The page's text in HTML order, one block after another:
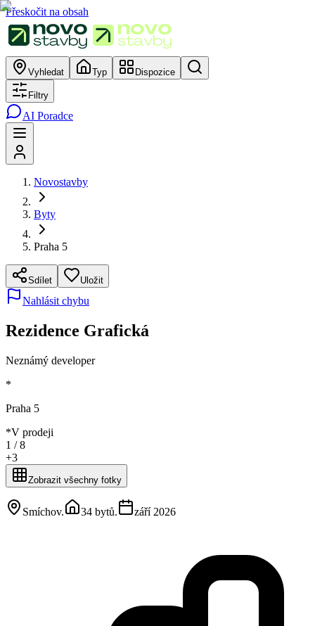
Přeskočit na obsah
Vyhledat Typ Dispozice
Filtry
AI Poradce
Novostavby
Byty
Praha 5
Sdílet Uložit
Nahlásit chybu
Rezidence Grafická
Neznámý developer
*
Praha 5
*V prodeji
1 /8
+3
Zobrazit všechny fotky
Smíchov. 34 bytů. září 2026